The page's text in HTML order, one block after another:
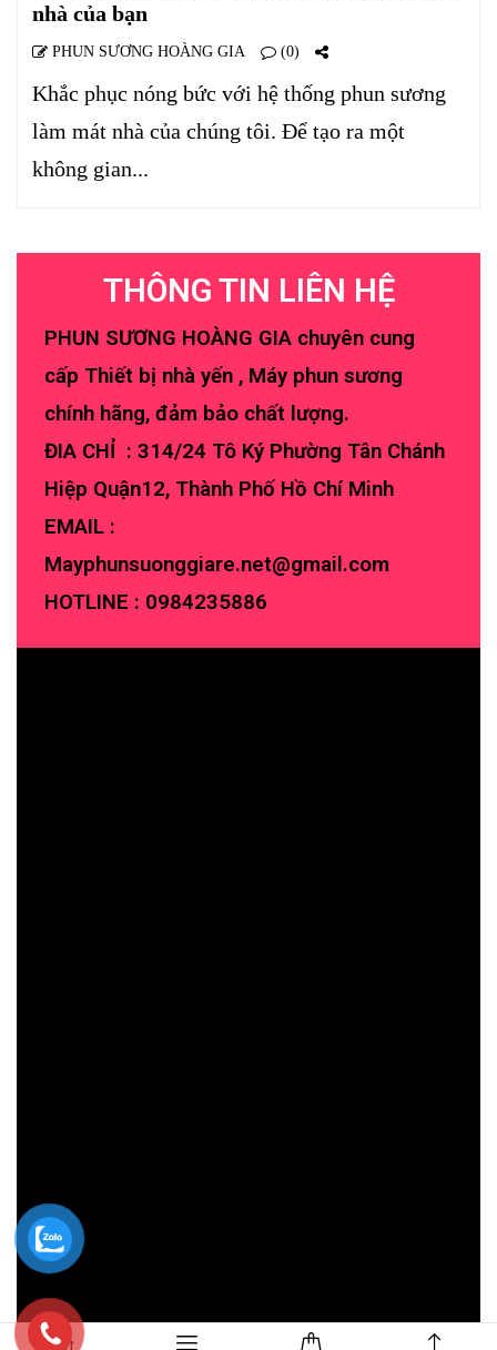
nhà của bạn
PHUN SƯƠNG HOÀNG GIA (0)
Khắc phục nóng bức với hệ thống phun sương
làm mát nhà của chúng tôi. Để tạo ra một
không gian...
THÔNG TIN LIÊN HỆ
PHUN SƯƠNG HOÀNG GIA chuyên cung
cấp Thiết bị nhà yến , Máy phun sương
chính hãng, đảm bảo chất lượng.
ĐIA CHỈ : 314/24 Tô Ký Phường Tân Chánh
Hiệp Quận12, Thành Phố Hồ Chí Minh
EMAIL :
Mayphunsuonggiare.net@gmail.com
HOTLINE : 0984235886